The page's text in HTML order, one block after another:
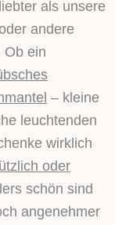
als unsere
andere
Ob ein
– kleine
leuchtenden
wirklich
oder
schön sind
angenehmer